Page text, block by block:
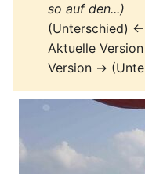
so auf den...)
(Unterschied) ←
Aktuelle
Version →